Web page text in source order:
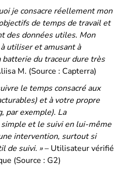
je consacre réellement mon
de temps de travail et
des données utiles. Mon
utiliser et amusant à
batterie du traceur dure très
M. (Source : Capterra)
le temps consacré aux
et à votre propre
par exemple). La
et le suivi en lui-même
intervention, surtout si
de suivi. »– Utilisateur vérifié
(Source : G2)